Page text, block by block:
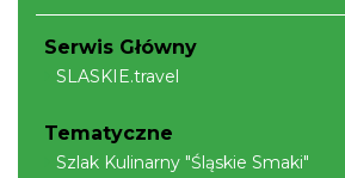
Serwis Główny
SLASKIE.travel
Tematyczne
Szlak Kulinarny "Śląskie Smaki"